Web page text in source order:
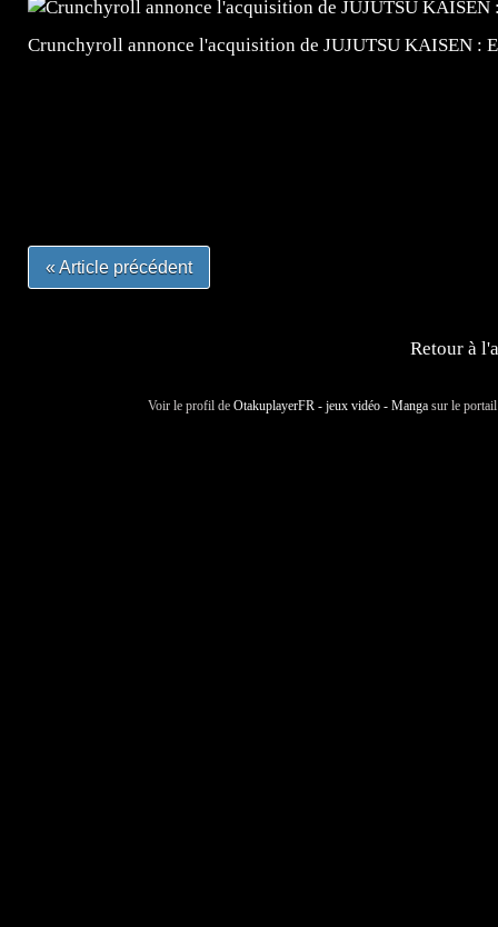
Crunchyroll annonce l'acquisition de JUJUTSU KAISEN :
« Article précédent
Retour à
Voir le profil de OtakuplayerFR - jeux vidéo - Manga sur le